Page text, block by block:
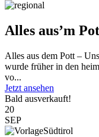
Alles aus’m
Alles aus dem Pott –
wurde früher in den
vo...
Jetzt ansehen
Bald ausverkauft!
20
SEP